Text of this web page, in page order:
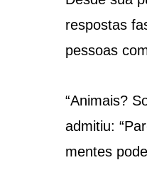
respostas
pessoas
“Animais?
admitiu:
mentes